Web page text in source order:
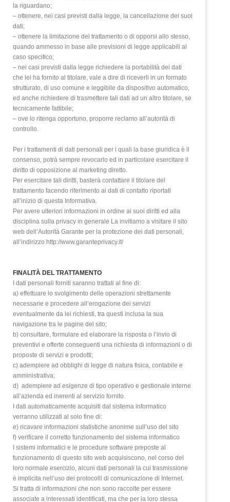
la riguardano;
– ottenere, nei casi previsti dalla legge, la cancellazione dei suoi
dati;
– ottenere la limitazione del trattamento o di opporsi allo stesso,
quando ammesso in base alle previsioni di legge applicabili al
caso specifico;
– nei casi previsti dalla legge richiedere la portabilità dei dati
che lei ha fornito al titolare, vale a dire di riceverli in un formato
strutturato, di uso comune e leggibile da dispositivo automatico,
ed anche richiedere di trasmettere tali dati ad un altro titolare, se
tecnicamente fattibile;
– ove lo ritenga opportuno, proporre reclamo all’autorità di
controllo.
Per i trattamenti di dati personali per i quali la base giuridica è il
consenso, potrà sempre revocarlo ed in particolare esercitare il
diritto di opposizione al marketing diretto.
Per esercitare tali diritti, basterà contattare il titolare del
trattamento facendo riferimento ai dati di contatto riportati
all’inizio di questa Informativa.
Per avere ulteriori informazioni in ordine ai suoi diritti ed alla
disciplina sulla privacy in generale La invitiamo a visitare il sito
web dell’Autorità Garante per la protezione dei dati personali,
all’indirizzo http://www.garanteprivacy.it/
FINALITÀ DEL TRATTAMENTO
I dati personali forniti saranno trattati al fine di:
a) effettuare lo svolgimento delle operazioni strettamente
necessarie e procedere all’erogazione dei servizi
eventualmente da lei richiesti, tra questi inclusa la sua
navigazione tra le pagine del sito;
b) consultare, formulare ed elaborare la risposta o l’invio di
preventivi e offerte conseguenti una richiesta di informazioni o di
proposte di servizi e prodotti;
c) adempiere ad obblighi di legge di natura fisica, contabile e
amministrativa;
d) adempiere ad esigenze di tipo operativo e gestionale interne
all’azienda ed inerenti al servizio fornito.
I dati automaticamente acquisiti dal sistema informatico
verranno utilizzati al solo fine di:
e) ricavare informazioni statistiche anonime sull’uso del sito
f) verificare il corretto funzionamento del sistema informatico
I sistemi informatici e le procedure software preposte al
funzionamento di questo sito web acquisiscono, nel corso del
loro normale esercizio, alcuni dati personali la cui trasmissione
è implicita nell’uso dei protocolli di comunicazione di Internet.
Si tratta di informazioni che non sono raccolte per essere
associate a interessati identificati, ma che per la loro stessa